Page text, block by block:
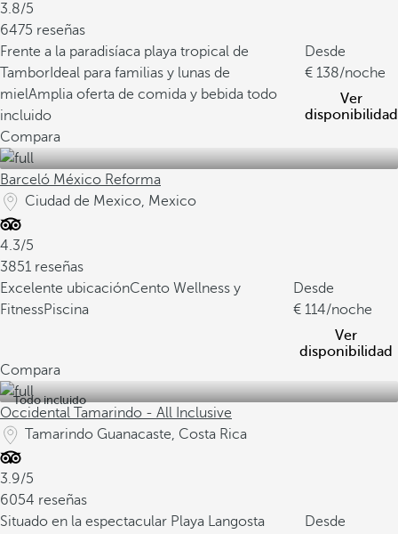
3.8/5
6475 reseñas
Frente a la paradisíaca playa tropical de
Tambor Ideal para familias y lunas de
mielAmplia oferta de comida y bebida todo
incluido
Desde
138/noche
Ver
disponibilidad
Compara
Barceló México Reforma
Ciudad de Mexico, Mexico
4.3/5
3851 reseñas
Excelente ubicaciónCento Wellness y
FitnessPiscina
Desde
114/noche
Ver
disponibilidad
Compara
Todo incluido
Occidental Tamarindo - All Inclusive
Tamarindo Guanacaste, Costa Rica
3.9/5
6054 reseñas
Situado en la espectacular Playa Langosta
Desde